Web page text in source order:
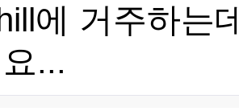
에 거주하는
...